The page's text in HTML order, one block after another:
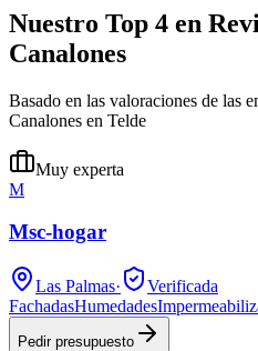
Nuestro Top 4 en
Canalones
Basado en las valoraciones de las
Canalones en Telde
Muy experta
M
Msc-hogar
Las Palmas·
Verificada
FachadasHumedades
Pedir presupuesto